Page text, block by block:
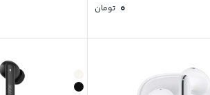
0 تومان